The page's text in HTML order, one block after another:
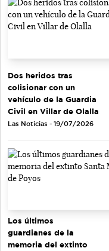
Dos heridos tras
colisionar con un
vehículo de la Guardia
Civil en Villar de Olalla
Las Noticias - 19/07/2026
Los últimos
guardianes de la
memoria del extinto